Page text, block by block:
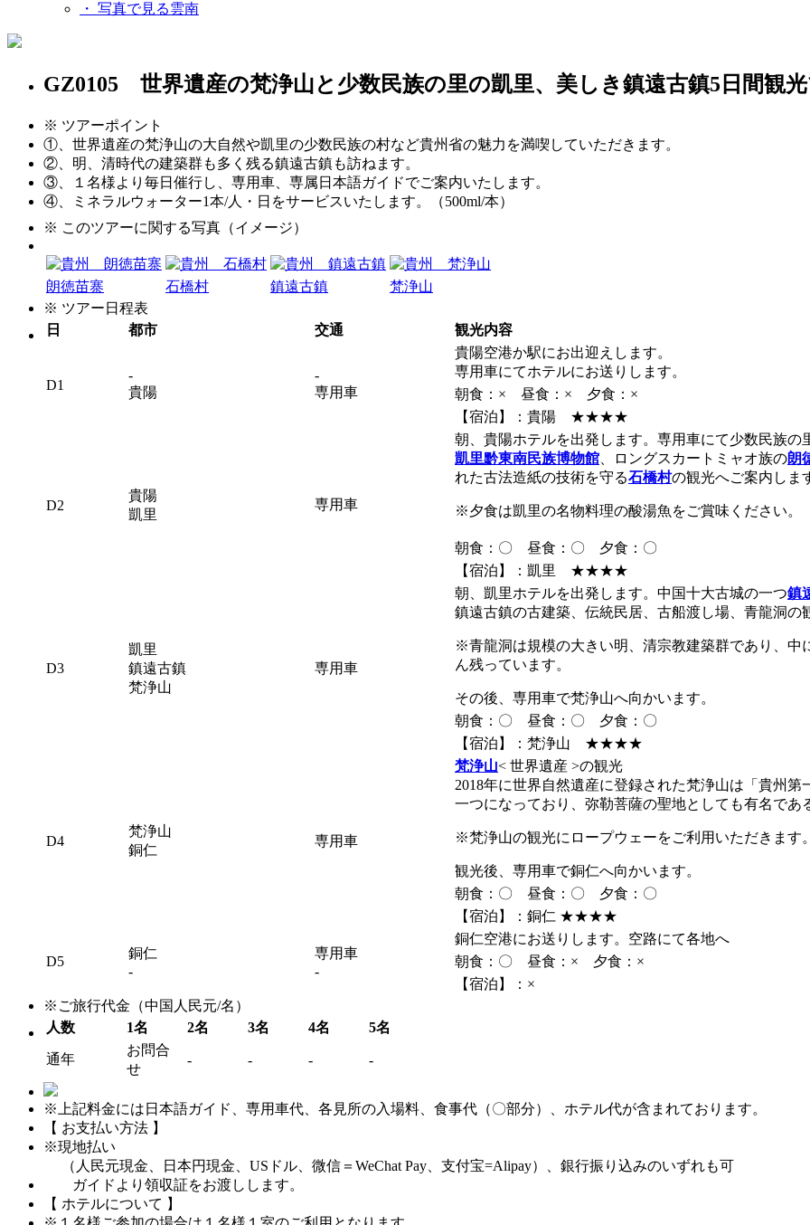
・ 写真で見る雲南
GZ0105 世界遺産の梵浄山と少数民族の里の凱里、美しき鎮遠古鎮5日間観
※ ツアーポイント
①、世界遺産の梵浄山の大自然や凱里の少数民族の村など貴州省の魅力を満喫していただきます。
②、明、清時代の建築群も多く残る鎮遠古鎮も訪ねます。
③、１名様より毎日催行し、専用車、専属日本語ガイドでご案内いたします。
④、ミネラルウォーター1本/人・日をサービスいたします。（500ml/本）
※ このツアーに関する写真（イメージ）
朗徳苗寨 石橋村 鎮遠古鎮
梵浄山
※ ツアー日程表
日
都市 交通 観光内容
D1
-
貴陽
-
専用車
貴陽空港か駅にお出迎えします。
専用車にてホテルにお送りします。
朝食：× 昼食：× 夕食：×
【宿泊】：貴陽 ★★★★
D2
貴陽
凱里
専用車
朝、貴陽ホテルを出発します。専用車にて少数民族の
凱里黔東南民族博物館 、ロングスカートミャオ族の朗
れた古法造紙の技術を守る石橋村の観光へご案内しま
※夕食は凱里の名物料理の酸湯魚をご賞味ください。
朝食：〇 昼食：〇 夕食：〇
【宿泊】：凱里 ★★★★
D3
凱里
鎮遠古鎮
梵浄山
専用車
朝、凱里ホテルを出発します。中国十大古城の一つ鎮
鎮遠古鎮の古建築、伝統民居、古船渡し場、青龍洞の
※青龍洞は規模の大きい明、清宗教建築群であり、
ん残っています。
その後、専用車で梵浄山へ向かいます。
朝食：〇 昼食：〇 夕食：〇
【宿泊】：梵浄山 ★★★★
D4
梵浄山
銅仁
専用車
梵浄山< 世界遺産 >の観光
2018年に世界自然遺産に登録された梵浄山は「貴州
一つになっており、弥勒菩薩の聖地としても有名であ
※梵浄山の観光にロープウェーをご利用いただきます
観光後、専用車で銅仁へ向かいます。
朝食：〇 昼食：〇 夕食：〇
【宿泊】：銅仁 ★★★★
D5
銅仁
-
専用車
-
銅仁空港にお送りします。空路にて各地へ
朝食：〇 昼食：× 夕食：×
【宿泊】：×
※ご旅行代金（中国人民元/名）
人数
1名 2名 3名 4名 5名
通年
お問合
せ
- - - -
※上記料金には日本語ガイド、専用車代、各見所の入場料、食事代（〇部分）、ホテル代が含まれております。
【 お支払い方法 】
※現地払い
（人民元現金、日本円現金、USドル、微信＝WeChat Pay、支付宝=Alipay）、銀行振り込みのいずれも可
ガイドより領収証をお渡しします。
【 ホテルについて 】